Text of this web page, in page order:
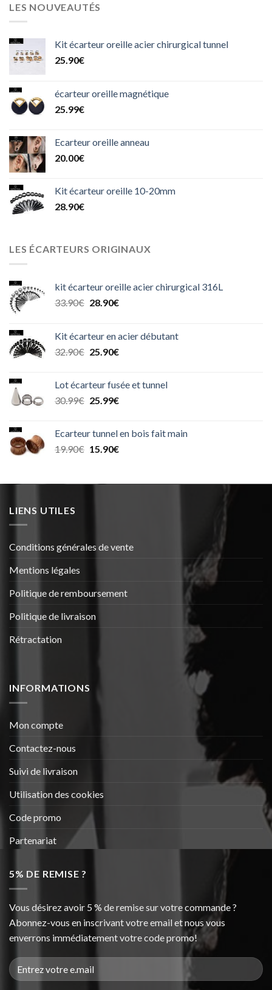
LES NOUVEAUTÉS
Kit écarteur oreille acier chirurgical tunnel
25.90€
écarteur oreille magnétique
25.99€
Ecarteur oreille anneau
20.00€
Kit écarteur oreille 10-20mm
28.90€
LES ÉCARTEURS ORIGINAUX
kit écarteur oreille acier chirurgical 316L
33.90€ Le
était :
33.90€.
28.90€Le
est :
28.90€.
Kit écarteur en acier débutant
32.90€ Le
était :
32.90€.
25.90€Le
est :
25.90€.
Lot écarteur fusée et tunnel
30.99€ Le
était :
30.99€.
25.99€Le
est :
25.99€.
Ecarteur tunnel en bois fait main
19.90€ Le
était :
15.90€Le
est :
LIENS UTILES
Conditions générales de vente
Mentions légales
Politique de remboursement
Politique de livraison
Rétractation
INFORMATIONS
Mon compte
Contactez-nous
Suivi de livraison
Utilisation des cookies
Code promo
Partenariat
5% DE REMISE ?
Vous désirez avoir 5 % de remise sur votre commande ?
Abonnez-vous en inscrivant votre email et nous vous
enverrons immédiatement votre code promo!